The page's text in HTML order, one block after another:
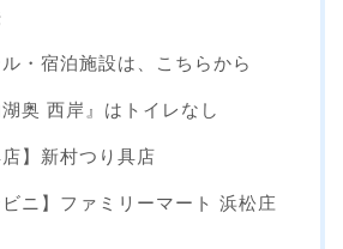
・宿泊施設は、こちらから
湖奥 西岸』はトイレなし
店】新村つり具店
ビニ】ファミリーマート 浜松庄